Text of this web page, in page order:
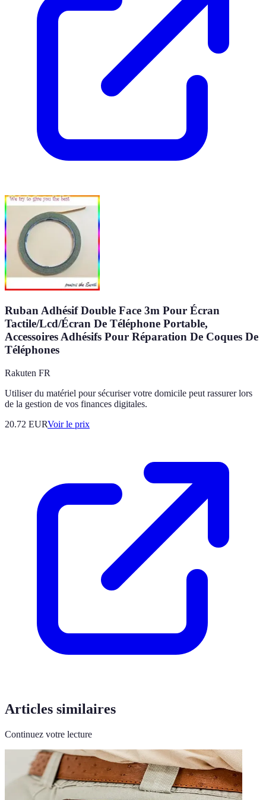
Ruban Adhésif Double Face 3m Pour Écran
Tactile/Lcd/Écran De Téléphone Portable,
Accessoires Adhésifs Pour Réparation De Coques De
Téléphones
Rakuten FR
Utiliser du matériel pour sécuriser votre domicile peut rassurer lors
de la gestion de vos finances digitales.
20.72 EURVoir le prix
Articles similaires
Continuez votre lecture